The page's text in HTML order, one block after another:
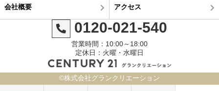
会社概要 アクセス
0120-021-540
営業時間：10:00～18:00
定休日：火曜・水曜日
©株式会社グランクリエーション